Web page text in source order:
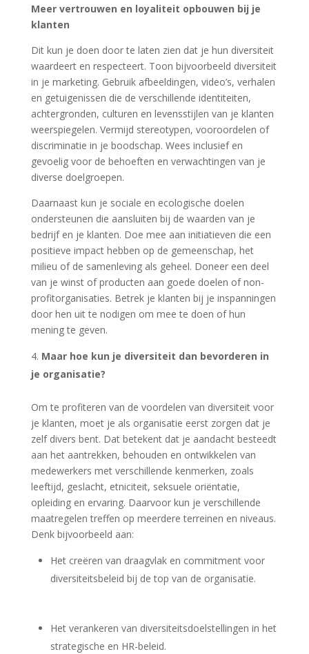
Meer vertrouwen en loyaliteit opbouwen bij je
klanten
Dit kun je doen door te laten zien dat je hun diversiteit
waardeert en respecteert. Toon bijvoorbeeld diversiteit
in je marketing. Gebruik afbeeldingen, video’s, verhalen
en getuigenissen die de verschillende identiteiten,
achtergronden, culturen en levensstijlen van je klanten
weerspiegelen. Vermijd stereotypen, vooroordelen of
discriminatie in je boodschap. Wees inclusief en
gevoelig voor de behoeften en verwachtingen van je
diverse doelgroepen.
Daarnaast kun je sociale en ecologische doelen
ondersteunen die aansluiten bij de waarden van je
bedrijf en je klanten. Doe mee aan initiatieven die een
positieve impact hebben op de gemeenschap, het
milieu of de samenleving als geheel. Doneer een deel
van je winst of producten aan goede doelen of non-
profitorganisaties. Betrek je klanten bij je inspanningen
door hen uit te nodigen om mee te doen of hun
mening te geven.
Maar hoe kun je diversiteit dan bevorderen in
je organisatie?
Om te profiteren van de voordelen van diversiteit voor
je klanten, moet je als organisatie eerst zorgen dat je
zelf divers bent. Dat betekent dat je aandacht besteedt
aan het aantrekken, behouden en ontwikkelen van
medewerkers met verschillende kenmerken, zoals
leeftijd, geslacht, etniciteit, seksuele oriëntatie,
opleiding en ervaring. Daarvoor kun je verschillende
maatregelen treffen op meerdere terreinen en niveaus.
Denk bijvoorbeeld aan:
Het creëren van draagvlak en commitment voor
diversiteitsbeleid bij de top van de organisatie.
Het verankeren van diversiteitsdoelstellingen in het
strategische en HR-beleid.